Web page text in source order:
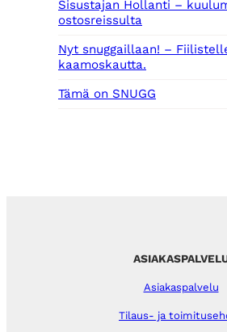
Sisustajan Hollanti –
ostosreissulta
Nyt snuggaillaan! –
kaamoskautta.
Tämä on SNUGG
Asiakaspalvelu
Tilaus- ja